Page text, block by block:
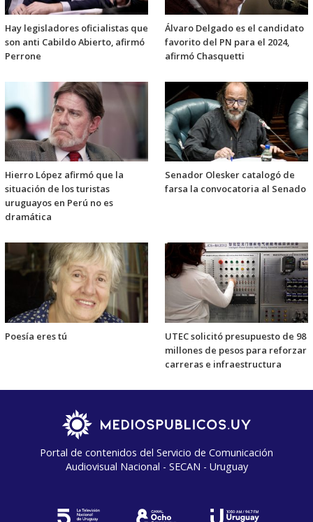
Hay legisladores oficialistas que
son anti Cabildo Abierto, afirmó
Perrone
Álvaro Delgado es el candidato
favorito del PN para el 2024,
afirmó Chasquetti
Hierro López afirmó que la
situación de los turistas
uruguayos en Perú no es
dramática
Senador Olesker catalogó de
farsa la convocatoria al Senado
Poesía eres tú
UTEC solicitó presupuesto de 98
millones de pesos para reforzar
carreras e infraestructura
Portal de contenidos del Servicio de Comunicación
Audiovisual Nacional - SECAN - Uruguay